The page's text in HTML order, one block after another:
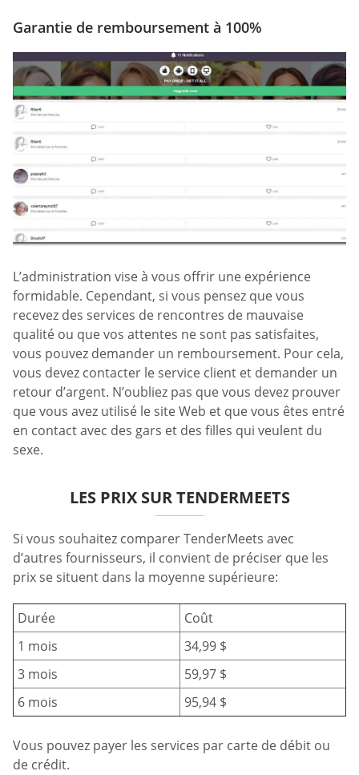
Garantie de remboursement à 100%
L’administration vise à vous offrir une expérience
formidable. Cependant, si vous pensez que vous
recevez des services de rencontres de mauvaise
qualité ou que vos attentes ne sont pas satisfaites,
vous pouvez demander un remboursement. Pour cela,
vous devez contacter le service client et demander un
retour d’argent. N’oubliez pas que vous devez prouver
que vous avez utilisé le site Web et que vous êtes entré
en contact avec des gars et des filles qui veulent du
sexe.
LES PRIX SUR TENDERMEETS
Si vous souhaitez comparer TenderMeets avec
d’autres fournisseurs, il convient de préciser que les
prix se situent dans la moyenne supérieure:
Durée
Coût
1 mois
34,99 $
3 mois
59,97 $
6 mois
95,94 $
Vous pouvez payer les services par carte de débit ou
de crédit.